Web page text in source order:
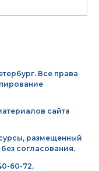
Все права
сайта
размещенный
согласования.
60-72,